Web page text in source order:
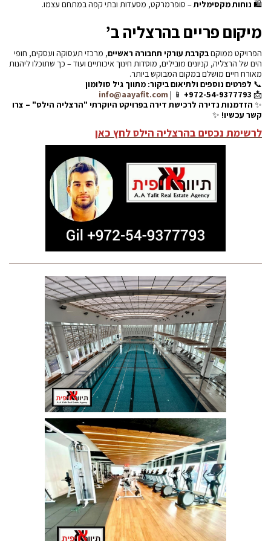
🛍 נוחות מקסימלית– סופרמרקט, מסעדות ובתי קפה במתחם עצמו.
מיקום פריים בהרצליה ב’
הפרויקט ממוקםבקרבת עורקי תחבורה ראשיים, מרכזי תעסוקה ועסקים, חופי
הים של הרצליה, קניונים מובילים, מוסדות חינוך איכותיים ועוד – כך שתוכלו ליהנות
מאורח חיים מושלם במקום המבוקש ביותר.
📞 לפרטים נוספים ולתיאום ביקור: מתווך גיל סולומון
📩
info@aayafit.com | 📱 +972-54-9377793
✨ הזדמנות נדירה לרכישת דירה בפרויקט היוקרתי "הרצליה הילס" – צרו
קשר עכשיו! ✨
לרשימת נכסים בהרצליה הילס לחץ כאן